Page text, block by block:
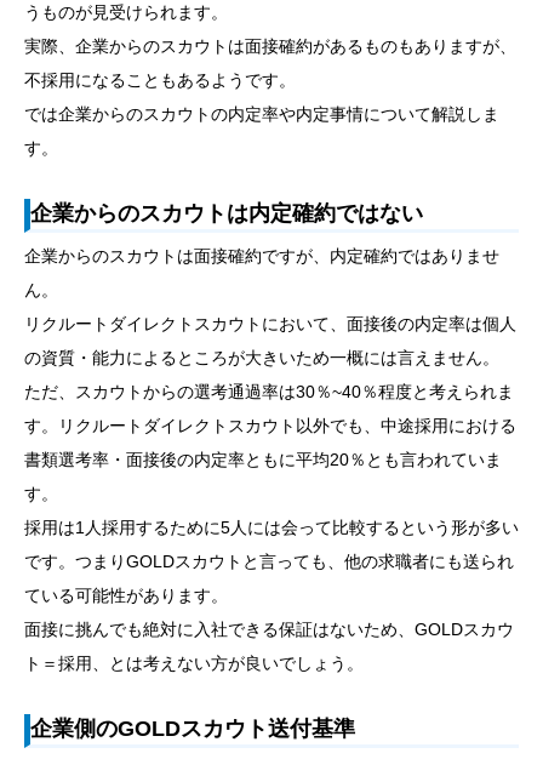
うものが見受けられます。
実際、企業からのスカウトは面接確約があるものもありますが、
不採用になることもあるようです。
では企業からのスカウトの内定率や内定事情について解説しま
す。
企業からのスカウトは内定確約ではない
企業からのスカウトは面接確約ですが、内定確約ではありませ
ん。
リクルートダイレクトスカウトにおいて、面接後の内定率は個人
の資質・能力によるところが大きいため一概には言えません。
ただ、スカウトからの選考通過率は30％~40％程度と考えられま
す。リクルートダイレクトスカウト以外でも、中途採用における
書類選考率・面接後の内定率ともに平均20％とも言われていま
す。
採用は1人採用するために5人には会って比較するという形が多い
です。つまりGOLDスカウトと言っても、他の求職者にも送られ
ている可能性があります。
面接に挑んでも絶対に入社できる保証はないため、GOLDスカウ
ト＝採用、とは考えない方が良いでしょう。
企業側のGOLDスカウト送付基準